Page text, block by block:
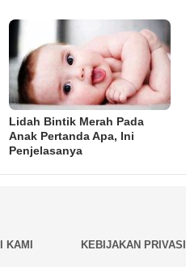
Lidah Bintik Merah Pada
Anak Pertanda Apa, Ini
Penjelasanya
KAMI KEBIJAKAN PRIVASI